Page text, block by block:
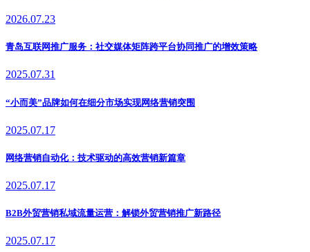
2026.07.23
青岛互联网推广服务：社交媒体矩阵跨平台协同推广的增效策略
2025.07.31
“小而美”品牌如何在细分市场实现网络营销突围
2025.07.17
网络营销自动化：技术驱动的高效营销新篇章
2025.07.17
B2B外贸营销私域流量运营：解锁外贸营销推广新路径
2025.07.17